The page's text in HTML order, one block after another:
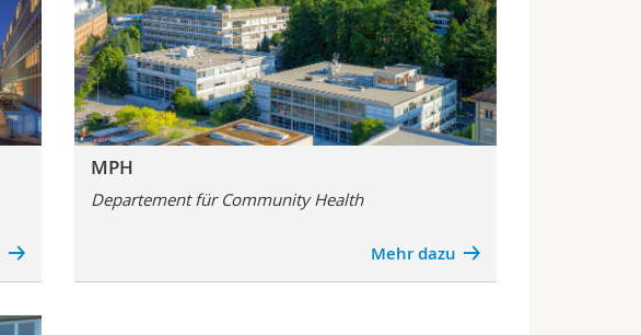
MPH
Departement für Community Health
Mehr dazu